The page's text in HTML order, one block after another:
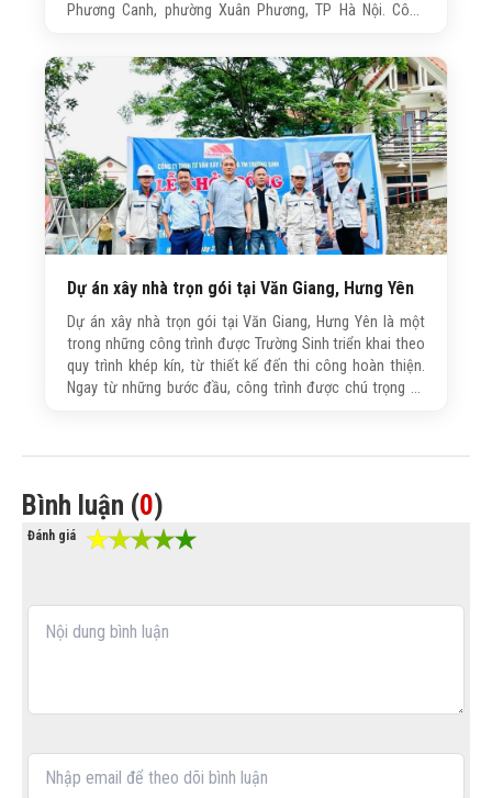
Phương Canh, phường Xuân Phương, TP Hà Nội. Công
và thi công xây nhà trọn gói với quy mô 6...
Dự án xây nhà trọn gói tại Văn Giang, Hưng Yên
Dự án xây nhà trọn gói tại Văn Giang, Hưng Yên là một
trong những công trình được Trường Sinh triển khai theo
quy trình khép kín, từ thiết kế đến thi công hoàn thiện.
Ngay từ những bước đầu, công trình được chú trọng về
Bình luận (0)
Đánh giá